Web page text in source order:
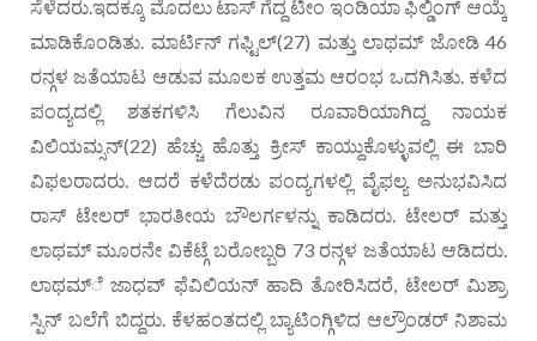
ಸೆಳೆದರು.ಇದಕ್ಕೂ ಮೊದಲು ಟಾಸ್ ಗೆದ್ದ ಟೀಂ ಇಂಡಿಯಾ ಫಿಲ್ಡಿಂಗ್ ಆಯ್ಕೆ
ಮಾಡಿಕೊಂಡಿತು. ಮಾರ್ಟಿನ್ ಗಫ್ಟಿಲ್(27) ಮತ್ತು ಲಾಥಮ್ ಜೋಡಿ 46
ರನ್ಗಳ ಜತೆಯಾಟ ಆಡುವ ಮೂಲಕ ಉತ್ತಮ ಆರಂಭ ಒದಗಿಸಿತು. ಕಳೆದ
ಪಂದ್ಯದಲ್ಲಿ ಶತಕಗಳಿಸಿ ಗೆಲುವಿನ ರೂವಾರಿಯಾಗಿದ್ದ ನಾಯಕ
ವಿಲಿಯಮ್ಸನ್(22) ಹೆಚ್ಚು ಹೊತ್ತು ಕ್ರೀಸ್ ಕಾಯ್ದುಕೊಳ್ಳುವಲ್ಲಿ ಈ ಬಾರಿ
ವಿಫಲರಾದರು. ಆದರೆ ಕಳೆದೆರಡು ಪಂದ್ಯಗಳಲ್ಲಿ ವೈಫಲ್ಯ ಅನುಭವಿಸಿದ
ರಾಸ್ ಟೇಲರ್ ಭಾರತೀಯ ಬೌಲರ್ಗಳನ್ನು ಕಾಡಿದರು. ಟೇಲರ್ ಮತ್ತು
ಲಾಥಮ್ ಮೂರನೇ ವಿಕೆಟ್ಗೆ ಬರೋಬ್ಬರಿ 73 ರನ್ಗಳ ಜತೆಯಾಟ ಆಡಿದರು.
ಲಾಥಮ್ೆ ಜಾಧವ್ ಫೆವಿಲಿಯನ್ ಹಾದಿ ತೋರಿಸಿದರೆ, ಟೇಲರ್ ಮಿಶ್ರಾ
ಸ್ಪಿನ್ ಬಲೆಗೆ ಬಿದ್ದರು. ಕೆಳಹಂತದಲ್ಲಿ ಬ್ಯಾಟಿಂಗ್ಗಿಳಿದ ಆಲ್ರೌಂಡರ್ ನಿಶಾಮ